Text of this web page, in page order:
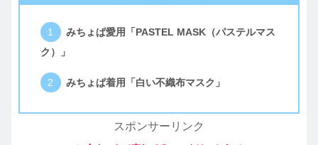
みちょぱ愛用「PASTEL MASK（パステルマス
ク）」
みちょぱ着用「白い不織布マスク」
スポンサーリンク